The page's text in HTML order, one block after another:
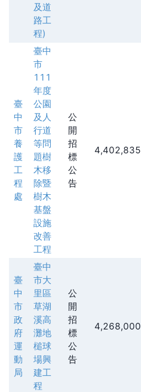
及道
路工
程)
臺
中
市
養
護
工
程
處
臺中
市
111
年度
公園
及人
行道
等問
題樹
木移
除暨
樹木
基盤
設施
改善
工程
公
開
招
標
公
告
4,402,835
臺
中
市
政
府
運
動
局
臺中
市大
里區
草湖
溪高
灘地
槌球
場興
建工
程
公
開
招
標
公
告
4,268,000